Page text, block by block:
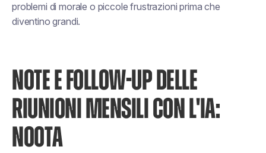
problemi di morale o piccole frustrazioni prima che
diventino grandi.
NOTE E FOLLOW-UP DELLE
RIUNIONI MENSILI CON L'IA:
NOOTA